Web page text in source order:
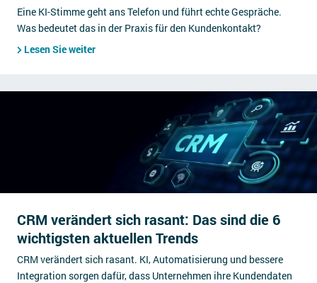
Eine KI-Stimme geht ans Telefon und führt echte Gespräche.
Was bedeutet das in der Praxis für den Kundenkontakt?
Lesen Sie weiter
CRM verändert sich rasant: Das sind die 6
wichtigsten aktuellen Trends
CRM verändert sich rasant. KI, Automatisierung und bessere
Integration sorgen dafür, dass Unternehmen ihre Kundendaten